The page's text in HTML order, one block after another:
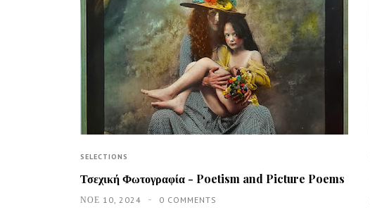
SELECTIONS
Τσεχική Φωτογραφία - Poetism and Picture Poems
ΝΟΕ 10, 2024 0 COMMENTS